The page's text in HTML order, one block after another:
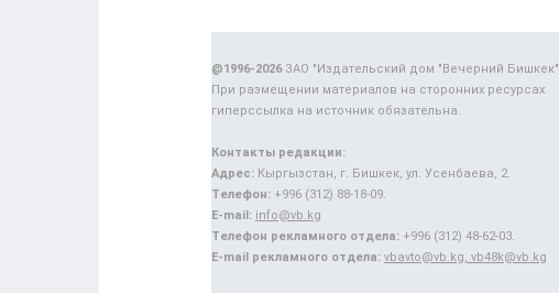
@1996-2026ЗАО "Издательский дом "Вечерний Бишкек"
При размещении материалов на сторонних ресурсах
гиперссылка на источник обязательна.
Контакты редакции:
Адрес: Кыргызстан, г. Бишкек, ул. Усенбаева, 2.
Телефон: +996 (312) 88-18-09.
E-mail: info@vb.kg
Телефон рекламного отдела: +996 (312) 48-62-03.
E-mail рекламного отдела: vbavto@vb.kg, vb48k@vb.kg